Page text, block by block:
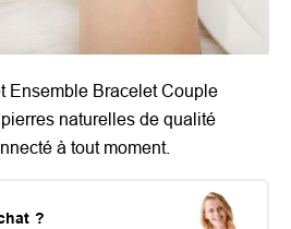
Ensemble Bracelet Couple
naturelles de qualité
à tout moment.
?